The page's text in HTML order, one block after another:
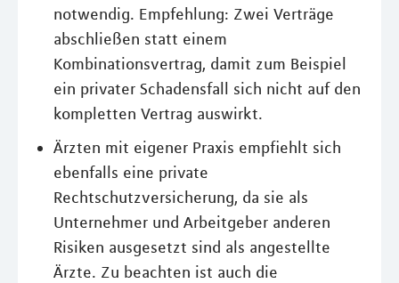
notwendig. Empfehlung: Zwei Verträge
abschließen statt einem
Kombinationsvertrag, damit zum Beispiel
ein privater Schadensfall sich nicht auf den
kompletten Vertrag auswirkt.
Ärzten mit eigener Praxis empfiehlt sich
ebenfalls eine private
Rechtschutzversicherung, da sie als
Unternehmer und Arbeitgeber anderen
Risiken ausgesetzt sind als angestellte
Ärzte. Zu beachten ist auch die